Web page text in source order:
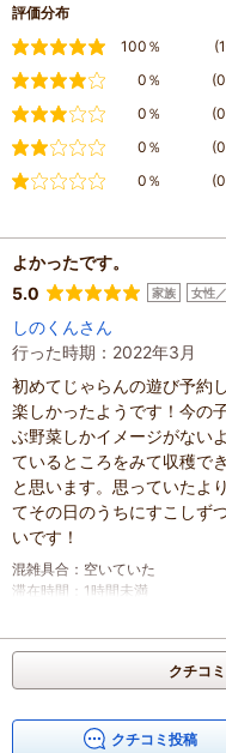
評価分布
満足
100％
やや満足
0％
普通0％
やや不満
0％
不満0％
よかったです。
5.0
家族 女性
しのくんさん
行った時期：2022年3月
初めてじゃらんの遊び予約
楽しかったようです！今の
ぶ野菜しかイメージがない
ているところをみて収穫で
と思います。思っていたよ
てその日のうちにすこしず
いです！
混雑具合 ： 空いていた
滞在時間 ： 1時間未満
子どもの年齢：4～6歳、
人数：3人～5人
2022年3月21日クチコ
クチコミ投稿